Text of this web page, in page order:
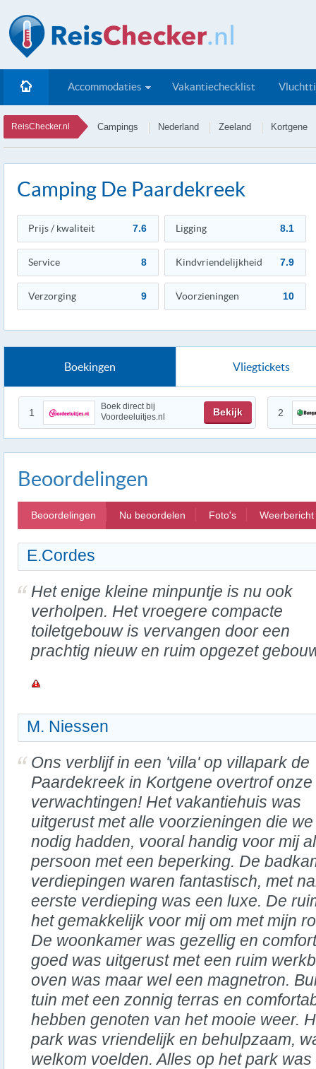
Accommodaties Vakantiechecklist
ReisChecker.nl Campings Nederland Zeeland Kortgene
Camping De Paardekreek
Prijs / kwaliteit 7.6 Ligging 8.1
Service 8 Kindvriendelijkheid 7.9
Verzorging 9 Voorzieningen 10
Boekingen Vliegtickets
1
Boek direct bij
Voordeeluitjes.nl
Bekijk 2
Beoordelingen
Beoordelingen Nu beoordelen Foto's Weerbericht
E.Cordes
Het enige kleine minpuntje is nu ook
verholpen. Het vroegere compacte
toiletgebouw is vervangen door een
prachtig nieuw en ruim opgezet
M. Niessen
Ons verblijf in een 'villa' op villapark de
Paardekreek in Kortgene overtrof onze
verwachtingen! Het vakantiehuis was
uitgerust met alle voorzieningen die we
nodig hadden, vooral handig voor mij
persoon met een beperking. De
verdiepingen waren fantastisch, met
eerste verdieping was een luxe. De
het gemakkelijk voor mij om met mijn
De woonkamer was gezellig en
goed was uitgerust met een ruim
oven was maar wel een magnetron.
tuin met een zonnig terras en
hebben genoten van het mooie weer.
park was vriendelijk en behulpzaam,
welkom voelden. Alles op het park